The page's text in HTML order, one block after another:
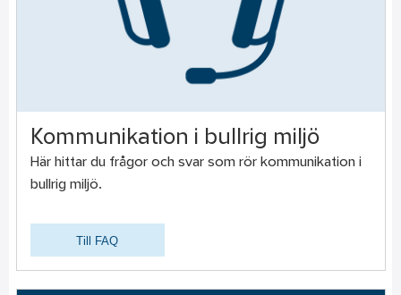
Kommunikation i bullrig miljö
Här hittar du frågor och svar som rör kommunikation i
bullrig miljö.
Till FAQ